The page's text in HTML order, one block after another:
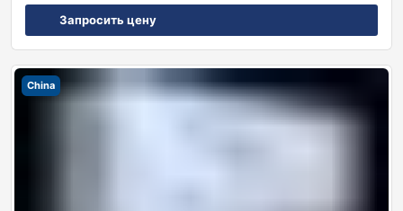
Запросить цену
China